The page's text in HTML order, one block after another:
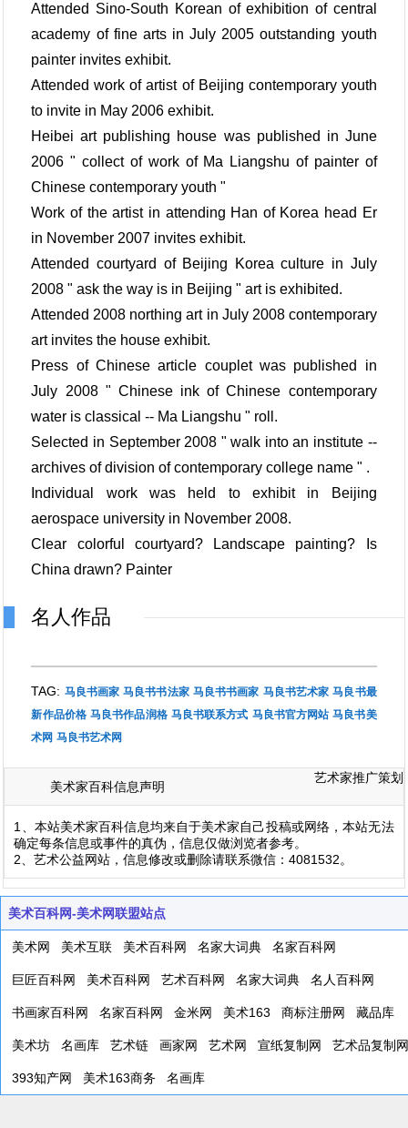
Attended Sino-South Korean of exhibition of central
academy of fine arts in July 2005 outstanding youth
painter invites exhibit.
Attended work of artist of Beijing contemporary youth
to invite in May 2006 exhibit.
Heibei art publishing house was published in June
2006 " collect of work of Ma Liangshu of painter of
Chinese contemporary youth "
Work of the artist in attending Han of Korea head Er
in November 2007 invites exhibit.
Attended courtyard of Beijing Korea culture in July
2008 " ask the way is in Beijing " art is exhibited.
Attended 2008 northing art in July 2008 contemporary
art invites the house exhibit.
Press of Chinese article couplet was published in
July 2008 " Chinese ink of Chinese contemporary
water is classical -- Ma Liangshu " roll.
Selected in September 2008 " walk into an institute --
archives of division of contemporary college name " .
Individual work was held to exhibit in Beijing
aerospace university in November 2008.
Clear colorful courtyard? Landscape painting? Is
China drawn? Painter
名人作品
TAG: 马良书画家 马良书书法家 马良书书画家 马良书艺术家 马良书最
新作品价格 马良书作品润格 马良书联系方式 马良书官方网站 马良书美
术网 马良书艺术网
美术家百科信息声明
艺术家推广策划
1、本站美术家百科信息均来自于美术家自己投稿或网络，本站无法
确定每条信息或事件的真伪，信息仅做浏览者参考。
2、艺术公益网站，信息修改或删除请联系微信：4081532。
美术百科网-美术网联盟站点
美术网 美术互联 美术百科网 名家大词典 名家百科网
巨匠百科网 美术百科网 艺术百科网 名家大词典 名人百科网
书画家百科网 名家百科网 金米网 美术163 商标注册网 藏品库
美术坊 名画库 艺术链 画家网 艺术网 宣纸复制网 艺术品复制网
393知产网 美术163商务 名画库